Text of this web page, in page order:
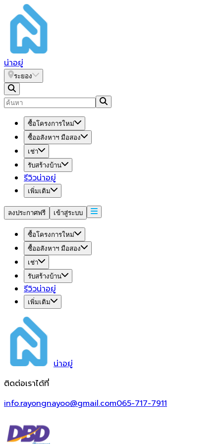
น่าอยู่
ระยอง
ซื้อโครงการใหม่
ซื้ออสังหาฯ มือสอง
เช่า
รับสร้างบ้าน
รีวิวน่าอยู่
เพิ่มเติม
ลงประกาศฟรี เข้าสู่ระบบ
ซื้อโครงการใหม่
ซื้ออสังหาฯ มือสอง
เช่า
รับสร้างบ้าน
รีวิวน่าอยู่
เพิ่มเติม
น่าอยู่
ติดต่อเราได้ที่
info.rayongnayoo@gmail.com065-717-7911